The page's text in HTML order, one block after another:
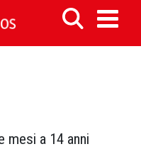
mesi a 14 anni